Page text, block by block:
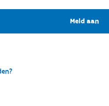
Meld aan